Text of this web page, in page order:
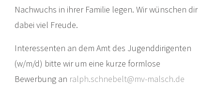
Nachwuchs in ihrer Familie legen. Wir wünschen dir
dabei viel Freude.
Interessenten an dem Amt des Jugenddirigenten
(w/m/d) bitte wir um eine kurze formlose
Bewerbung an ralph.schnebelt@mv-malsch.de